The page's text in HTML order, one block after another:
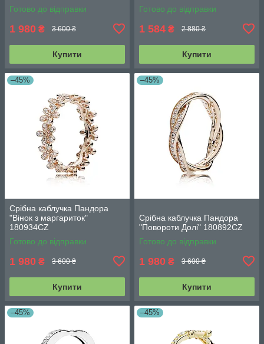
Готово до відправки
1 980 ₴ 3 600 ₴
Купити
Готово до відправки
1 584 ₴ 2 880 ₴
Купити
–45%
Срібна каблучка Пандора
"Вінок з маргариток"
180934CZ
Готово до відправки
1 980 ₴ 3 600 ₴
Купити
–45%
Срібна каблучка Пандора
"Повороти Долі" 180892CZ
Готово до відправки
1 980 ₴ 3 600 ₴
Купити
–45% –45%